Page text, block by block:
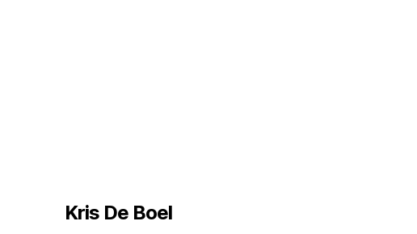
Kris De Boel